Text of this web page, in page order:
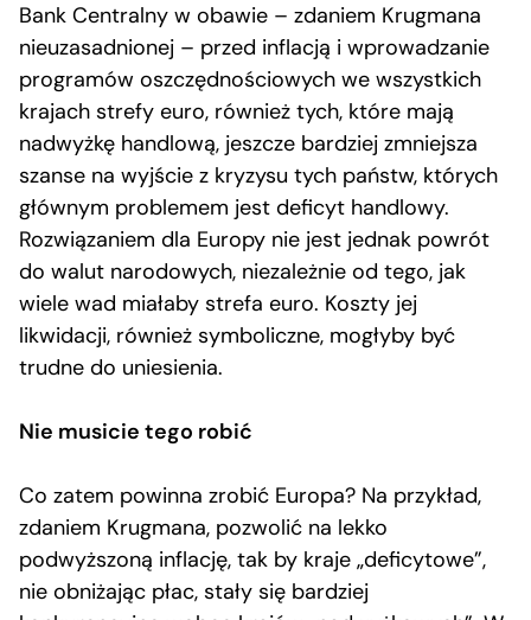
Bank Centralny w obawie – zdaniem Krugmana
nieuzasadnionej – przed inflacją i wprowadzanie
programów oszczędnościowych we wszystkich
krajach strefy euro, również tych, które mają
nadwyżkę handlową, jeszcze bardziej zmniejsza
szanse na wyjście z kryzysu tych państw, których
głównym problemem jest deficyt handlowy.
Rozwiązaniem dla Europy nie jest jednak powrót
do walut narodowych, niezależnie od tego, jak
wiele wad miałaby strefa euro. Koszty jej
likwidacji, również symboliczne, mogłyby być
trudne do uniesienia.
Nie musicie tego robić
Co zatem powinna zrobić Europa? Na przykład,
zdaniem Krugmana, pozwolić na lekko
podwyższoną inflację, tak by kraje „deficytowe”,
nie obniżając płac, stały się bardziej